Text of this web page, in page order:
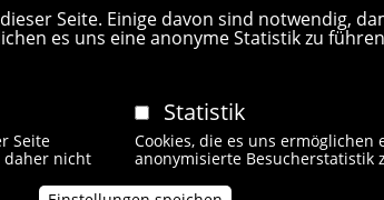
Fußzeilenmenü
Impressum
Seite. Einige davon sind notwendig,
es uns eine anonyme Statistik zu
Seite
nicht
Statistik
Cookies, die es uns ermöglichen
anonymisierte Besucherstatistik